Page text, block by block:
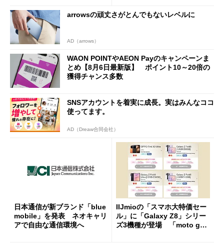
arrowsの頑丈さがとんでもないレベルに
AD（arrows）
WAON POINTやAEON Payのキャンペーンま
とめ【8月6日最新版】 ポイント10～20倍の
獲得チャンス多数
SNSアカウントを着実に成長。実はみんなココ
使ってます。
AD（Dreaw合同会社）
日本通信が新ブランド「blue
mobile」を発表 ネオキャリ
アで自由な通信環境へ
IIJmioの「スマホ大特価セー
ル」に「Galaxy Z8」シリー
ズ3機種が登場 「moto g37